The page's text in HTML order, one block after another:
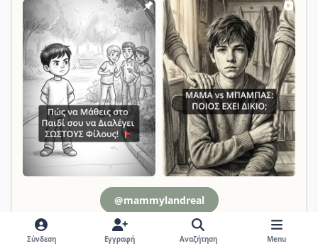
@mammylandreal
Σύνδεση Εγγραφή Αναζήτηση Menu